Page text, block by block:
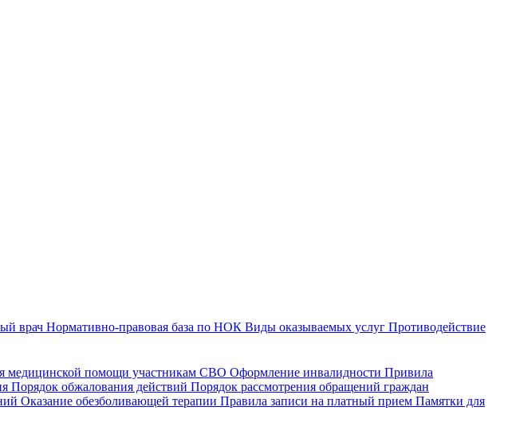
врач Нормативно-правовая база по НОК Виды оказываемых услуг Противодействие
медицинской помощи участникам СВО Оформление инвалидности Привила
Порядок обжалования действий Порядок рассмотрения обращений граждан
Оказание обезболивающей терапии Правила записи на платный прием Памятки для